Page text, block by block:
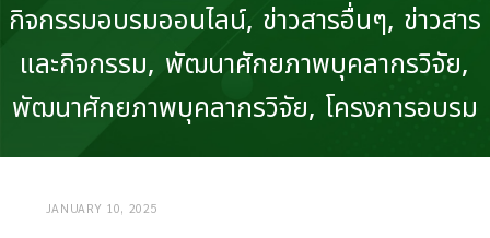
กิจกรรมอบรมออนไลน์, ข่าวสารอื่นๆ, ข่าวสาร
และกิจกรรม, พัฒนาศักยภาพบุคลากรวิจัย,
พัฒนาศักยภาพบุคลากรวิจัย, โครงการอบรม
JANUARY 10, 2025